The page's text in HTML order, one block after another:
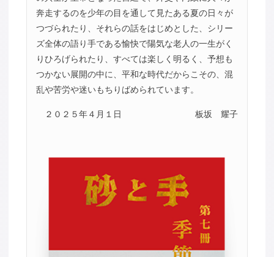
奔走するのを少年の目を通して見たある夏の日々が
つづられたり、それらの話をはじめとした、シリー
ズ全体の語り手である愉快で陽気な老人の一生がく
りひろげられたり、すべては楽しく明るく、予想も
つかない展開の中に、平和な時代だからこその、混
乱や苦労や迷いもちりばめられています。
２０２５年４月１日 板坂 耀子